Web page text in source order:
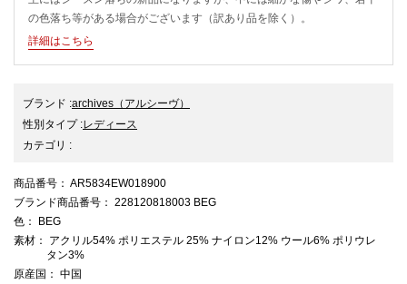
の色落ち等がある場合がございます（訳あり品を除く）。
詳細はこちら
ブランド :archives （アルシーヴ）
性別タイプ:レディース
カテゴリ :
商品番号 ： AR5834EW018900
ブランド商品番号 ： 228120818003 BEG
色 ： BEG
素材 ： アクリル54% ポリエステル 25% ナイロン12% ウール6% ポリウレ
タン3%
原産国 ： 中国